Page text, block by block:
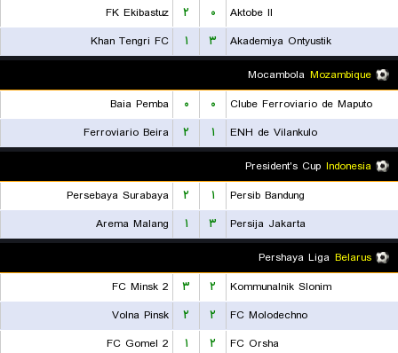
Aktobe II ۰ ۲
FK Ekibastuz
Akademiya Ontyustik
۳ ۱
Khan Tengri FC
Mozambique
Mocambola
Clube Ferroviario de Maputo
۰ ۰
Baia Pemba
ENH de Vilankulo
۱ ۲
Ferroviario Beira
Indonesia
President's Cup
Persib Bandung
۱ ۲
Persebaya Surabaya
Persija Jakarta
۳ ۱
Arema Malang
Belarus
Pershaya Liga
Kommunalnik Slonim
۲ ۳
FC Minsk 2
FC Molodechno
۲ ۲
Volna Pinsk
FC Orsha
۲ ۱
FC Gomel 2